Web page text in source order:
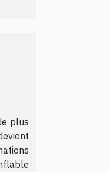
plus